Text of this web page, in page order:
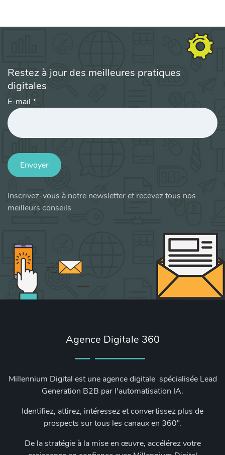
Restez à jour des meilleures pratiques
digitales
E-mail *
Envoyer
Inscrivez-vous à notre newsletter et recevez tous nos
meilleurs conseils
Agence Digitale 360
Millennium Digital est une agence digitale spécialisée Lead
Generation B2B par l'automatisation IA.
Identifiez, attirez, intéressez et convertissez plus de
prospects sur tous les canaux en 360°.
De la stratégie à la mise en œuvre, accélérez votre